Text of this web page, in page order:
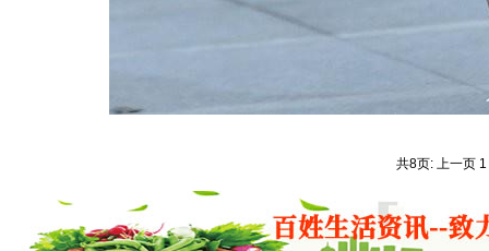
共8页: 上一页 1